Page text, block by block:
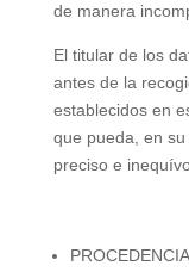
de manera
El titular de los
antes de la
establecidos en
que pueda, en
preciso e